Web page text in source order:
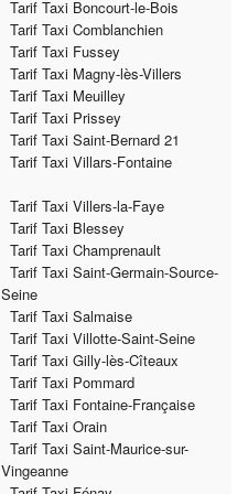
Tarif Taxi Boncourt-le-Bois
Tarif Taxi Comblanchien
Tarif Taxi Fussey
Tarif Taxi Magny-lès-Villers
Tarif Taxi Meuilley
Tarif Taxi Prissey
Tarif Taxi Saint-Bernard 21
Tarif Taxi Villars-Fontaine
Tarif Taxi Villers-la-Faye
Tarif Taxi Blessey
Tarif Taxi Champrenault
Tarif Taxi Saint-Germain-Source-
Seine
Tarif Taxi Salmaise
Tarif Taxi Villotte-Saint-Seine
Tarif Taxi Gilly-lès-Cîteaux
Tarif Taxi Pommard
Tarif Taxi Fontaine-Française
Tarif Taxi Orain
Tarif Taxi Saint-Maurice-sur-
Vingeanne